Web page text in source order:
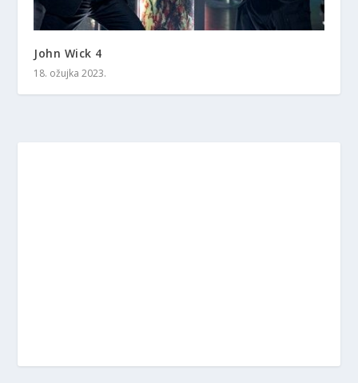
John Wick 4
18. ožujka 2023.